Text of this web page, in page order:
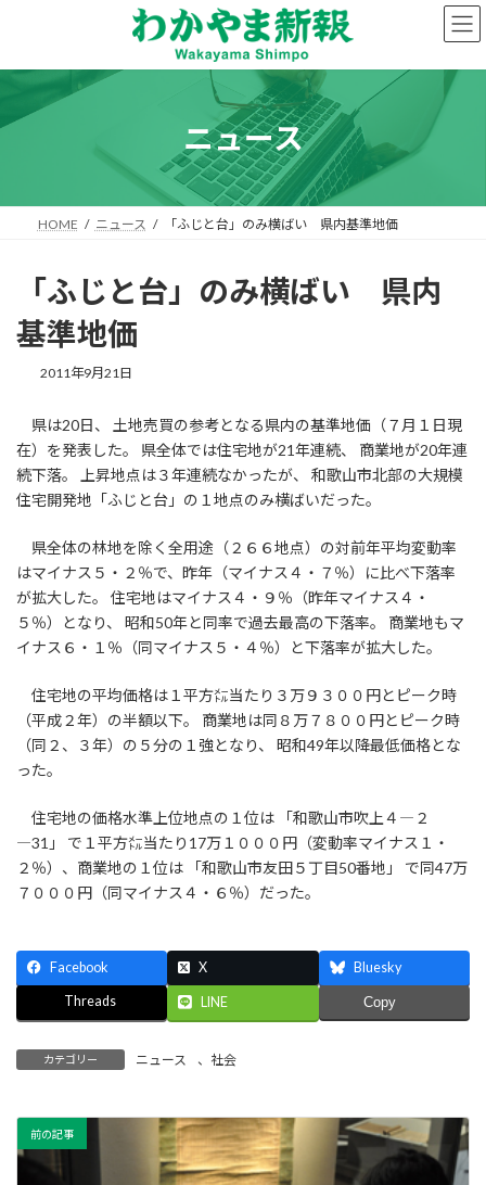
ン
へ
プ
ー
ョ
動
ニュース
HOME ニュース 「ふじと台」のみ横ばい 県内基準地価
「ふじと台」のみ横ばい 県内
基準地価
2011年9月21日
県は20日、 土地売買の参考となる県内の基準地価（７月１日現
在）を発表した。 県全体では住宅地が21年連続、 商業地が20年連
続下落。 上昇地点は３年連続なかったが、 和歌山市北部の大規模
住宅開発地「ふじと台」の１地点のみ横ばいだった。
県全体の林地を除く全用途（２６６地点）の対前年平均変動率
はマイナス５・２％で、昨年（マイナス４・７％）に比べ下落率
が拡大した。 住宅地はマイナス４・９％（昨年マイナス４・
５％）となり、 昭和50年と同率で過去最高の下落率。 商業地もマ
イナス６・１％（同マイナス５・４％）と下落率が拡大した。
住宅地の平均価格は１平方㍍当たり３万９３００円とピーク時
（平成２年）の半額以下。 商業地は同８万７８００円とピーク時
（同２、３年）の５分の１強となり、 昭和49年以降最低価格とな
った。
住宅地の価格水準上位地点の１位は 「和歌山市吹上４―２
―31」 で１平方㍍当たり17万１０００円（変動率マイナス１・
２％）、商業地の１位は 「和歌山市友田５丁目50番地」 で同47万
７０００円（同マイナス４・６％）だった。
Facebook X Bluesky
Threads LINE Copy
カテゴリー ニュース 、 社会
前の記事